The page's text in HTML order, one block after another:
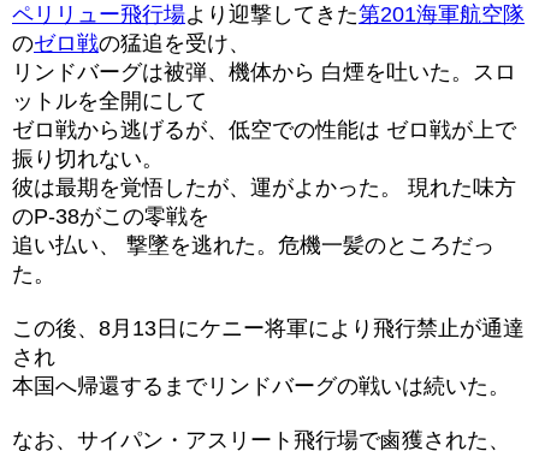
ペリリュー飛行場より迎撃してきた第201海軍航空隊
のゼロ戦の猛追を受け、
リンドバーグは被弾、機体から 白煙を吐いた。スロ
ットルを全開にして
ゼロ戦から逃げるが、低空での性能は ゼロ戦が上で
振り切れない。
彼は最期を覚悟したが、運がよかった。 現れた味方
のP-38がこの零戦を
追い払い、 撃墜を逃れた。危機一髪のところだっ
た。
この後、8月13日にケニー将軍により飛行禁止が通達
され
本国へ帰還するまでリンドバーグの戦いは続いた。
なお、サイパン・アスリート飛行場で鹵獲された、